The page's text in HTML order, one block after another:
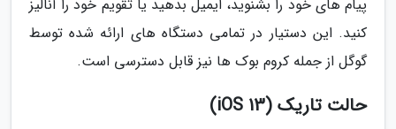
پیام های خود را بشنوید، ایمیل بدهید یا تقویم خود را آنالیز
کنید. این دستیار در تمامی دستگاه های ارائه شده توسط
گوگل از جمله کروم بوک ها نیز قابل دسترسی است.
حالت تاریک (iOS 13)